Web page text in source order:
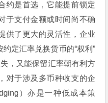
约是首选，它能提前锁定
于支付金额或时间尚不确
供了更大的灵活性，企业
定汇率兑换货币的“权利”
，又能保留汇率朝有利方
对于涉及多币种收支的企
）亦是一种低成本策